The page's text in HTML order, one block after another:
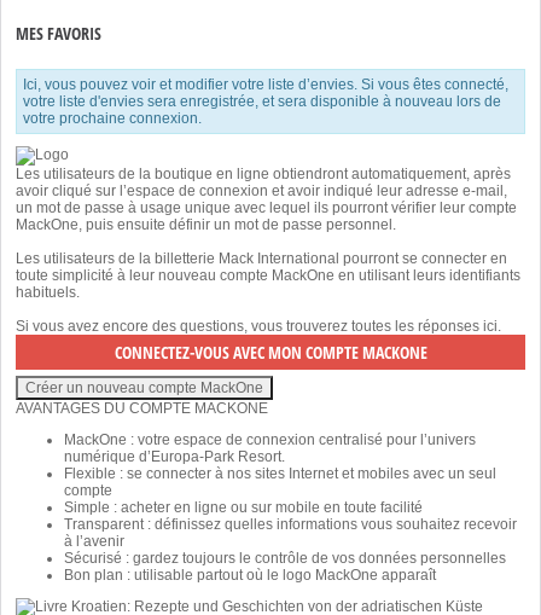
MES FAVORIS
Ici, vous pouvez voir et modifier votre liste d’envies. Si vous êtes connecté,
votre liste d'envies sera enregistrée, et sera disponible à nouveau lors de
votre prochaine connexion.
Les utilisateurs de la boutique en ligne obtiendront automatiquement, après
avoir cliqué sur l’espace de connexion et avoir indiqué leur adresse e-mail,
un mot de passe à usage unique avec lequel ils pourront vérifier leur compte
MackOne, puis ensuite définir un mot de passe personnel.
Les utilisateurs de la billetterie Mack International pourront se connecter en
toute simplicité à leur nouveau compte MackOne en utilisant leurs identifiants
habituels.
Si vous avez encore des questions, vous trouverez toutes les réponses ici
AVANTAGES DU COMPTE MACKONE
MackOne : votre espace de connexion centralisé pour l’univers
numérique d’Europa-Park Resort.
Flexible : se connecter à nos sites Internet et mobiles avec un seul
compte
Simple : acheter en ligne ou sur mobile en toute facilité
Transparent : définissez quelles informations vous souhaitez recevoir
à l’avenir
Sécurisé : gardez toujours le contrôle de vos données personnelles
Bon plan : utilisable partout où le logo MackOne apparaît